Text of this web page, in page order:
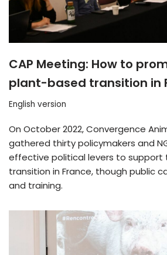
CAP Meeting: How to
plant-based transition in
English version
On October 2022, Convergence
gathered thirty policymakers and
effective political levers to
transition in France, though public
and training.